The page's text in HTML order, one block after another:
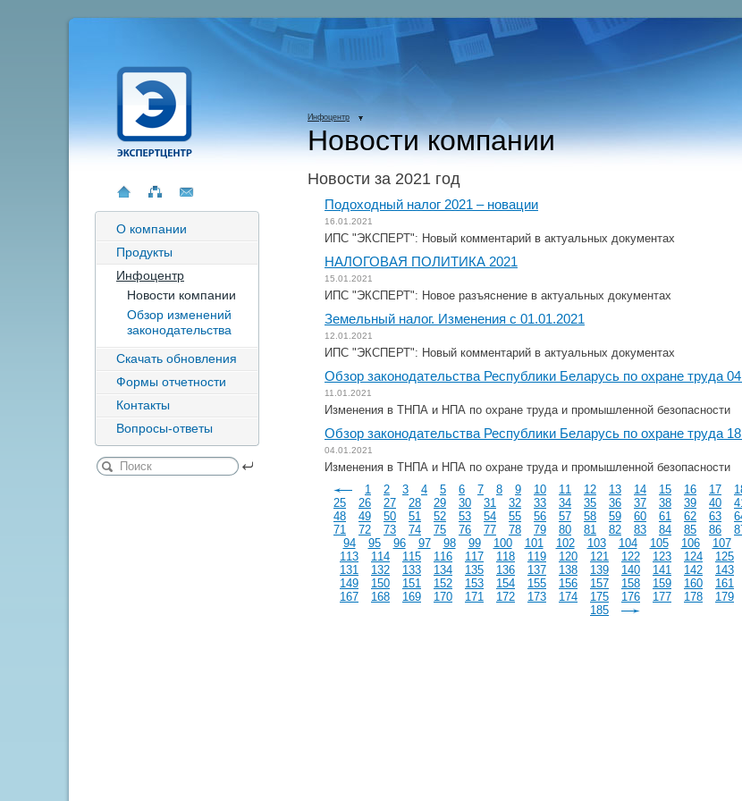
О компании
Продукты
Инфоцентр
Новости компании
Обзор изменений
законодательства
Скачать обновления
Формы отчетности
Контакты
Вопросы-ответы
Инфоцентр
Новости компании
Новости за 2021 год
Подоходный налог 2021 – новации
16.01.2021
ИПС "ЭКСПЕРТ": Новый комментарий в актуальных документах
НАЛОГОВАЯ ПОЛИТИКА 2021
15.01.2021
ИПС "ЭКСПЕРТ": Новое разъяснение в актуальных документах
Земельный налог. Изменения с 01.01.2021
12.01.2021
ИПС "ЭКСПЕРТ": Новый комментарий в актуальных документах
Обзор законодательства Республики Беларусь по охране труда
11.01.2021
Изменения в ТНПА и НПА по охране труда и промышленной безопасности
Обзор законодательства Республики Беларусь по охране труда
04.01.2021
Изменения в ТНПА и НПА по охране труда и промышленной безопасности
1
2 3 4 5 6 7 8 9 10 11 12 13 14 15 16 17
25
26 27 28 29 30 31 32 33 34 35 36 37 38 39 40
48
49 50 51 52 53 54 55 56 57 58 59 60 61 62 63
71
72 73 74 75 76 77 78 79 80 81 82 83 84 85 86
94
95 96 97 98 99 100 101 102 103 104 105 106 107
113
114 115 116 117 118 119 120 121 122 123 124 125
131
132 133 134 135 136 137 138 139 140 141 142 143
149
150 151 152 153 154 155 156 157 158 159 160 161
167
168 169 170 171 172 173 174 175 176 177 178 179
185